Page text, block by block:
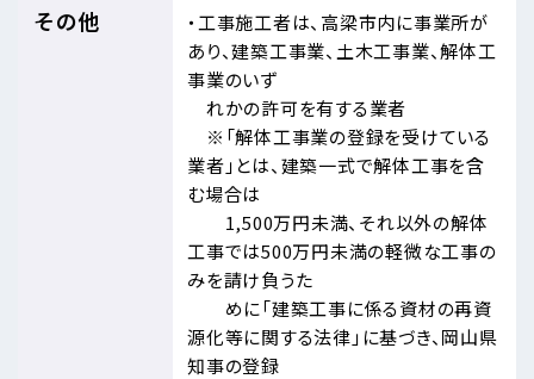
その他
・工事施工者は、高梁市内に事業所が
あり、建築工事業、土木工事業、解体工
事業のいず
れかの許可を有する業者
※「解体工事業の登録を受けている
業者」とは、建築一式で解体工事を含
む場合は
1,500万円未満、それ以外の解体
工事では500万円未満の軽微な工事の
みを請け負うた
めに「建築工事に係る資材の再資
源化等に関する法律」に基づき、岡山県
知事の登録